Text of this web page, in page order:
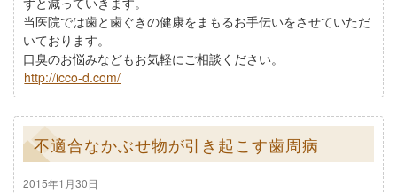
当医院では歯と歯ぐきの健康をまもるお手伝いをさせていただ
いております。
口臭のお悩みなどもお気軽にご相談ください。
http://icco-d.com/
不適合なかぶせ物が引き起こす歯周病
2015年1月30日